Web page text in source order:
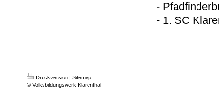
-
- 1. SC
Druckversion | Sitemap
© Volksbildungswerk Klarenthal